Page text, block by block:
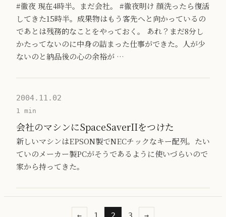
#徹夜 現在4時半。まだ会社。 #徹夜明け 顔洗ったら復活
してきた15時半。成果物はもう客先へと向かっているの
であとは残務的なことをやっておく。 あれ？まだ8分し
かたってないのに中身の詰まった仕事ができた。人が少
ないのと納品後の心の余裕が …
2004.11.02
1 min
会社のマシンにSpaceSaverIIをつけた
新しいマシンはEPSON製でNECチックなキー配列。たい
ていのメーカー製PCがそうであるように使いづらいので
家から持ってきた。